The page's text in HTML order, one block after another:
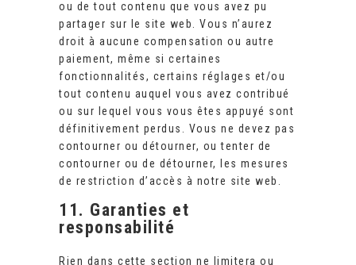
ou de tout contenu que vous avez pu
partager sur le site web. Vous n’aurez
droit à aucune compensation ou autre
paiement, même si certaines
fonctionnalités, certains réglages et/ou
tout contenu auquel vous avez contribué
ou sur lequel vous vous êtes appuyé sont
définitivement perdus. Vous ne devez pas
contourner ou détourner, ou tenter de
contourner ou de détourner, les mesures
de restriction d’accès à notre site web.
11. Garanties et
responsabilité
Rien dans cette section ne limitera ou